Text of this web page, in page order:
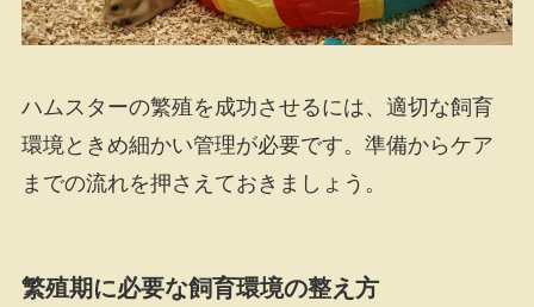
ハムスターの繁殖を成功させるには、適切な飼育
環境ときめ細かい管理が必要です。準備からケア
までの流れを押さえておきましょう。
繁殖期に必要な飼育環境の整え方